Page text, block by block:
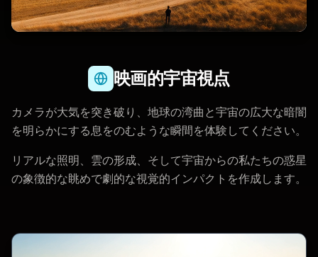
映画的宇宙視点
カメラが大気を突き破り、地球の湾曲と宇宙の広大な暗闇
を明らかにする息をのむような瞬間を体験してください。
リアルな照明、雲の形成、そして宇宙からの私たちの惑星
の象徴的な眺めで劇的な視覚的インパクトを作成します。